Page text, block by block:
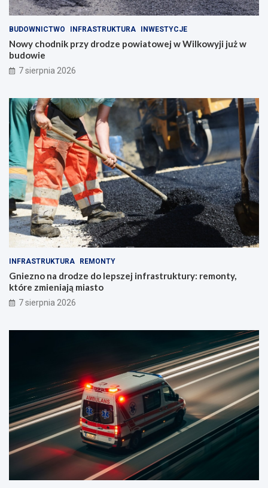
BUDOWNICTWO INFRASTRUKTURA INWESTYCJE
Nowy chodnik przy drodze powiatowej w Wilkowyji już w
budowie
7 sierpnia 2026
INFRASTRUKTURA REMONTY
Gniezno na drodze do lepszej infrastruktury: remonty,
które zmieniają miasto
7 sierpnia 2026